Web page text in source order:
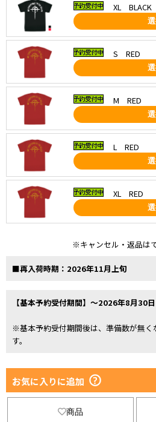
XL BLACK
S RED
M RED
L RED
XL RED
※キャンセル・返品は
■再入荷時期：2026年11月上旬
【基本予約受付期間】～2026年8月30日
※基本予約受付期間後は、準備数が無く
す。
お気に入りに追加
商品